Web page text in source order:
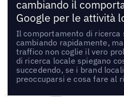
cambiando il
Google per le attività
Il comportamento di ricerca
cambiando rapidamente,
traffico non coglie il vero
di ricerca locale spiegano
succedendo, se i brand
preoccuparsi e cosa fare al